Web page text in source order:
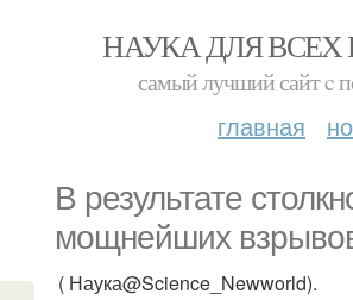
НАУКА ДЛЯ
самый лучший сайт c
главная
В результате
мощнейших
( Наука@Science_Newworld).